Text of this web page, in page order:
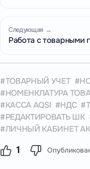
Следующая →
Работа с товарными
ТОВАРНЫЙ УЧЕТ
НОМЕНКЛАТУРА
КАССА AQSI
НДС
РЕДАКТИРОВАТЬ ШК
ЛИЧНЫЙ КАБИНЕТ
1